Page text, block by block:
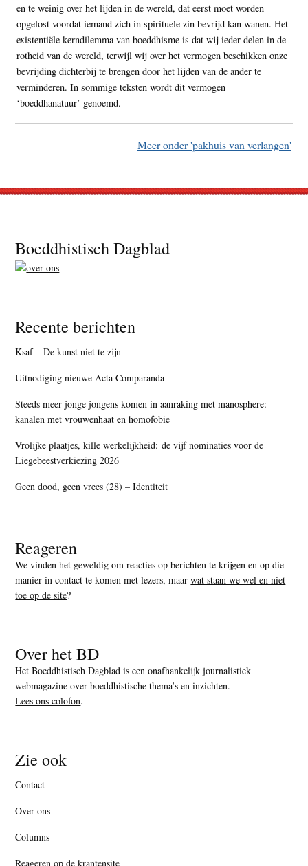
en te weinig over het lijden in de wereld, dat eerst moet worden
opgelost voordat iemand zich in spirituele zin bevrijd kan wanen. Het
existentiële kerndilemma van boeddhisme is dat wij ieder delen in de
rotheid van de wereld, terwijl wij over het vermogen beschikken onze
bevrijding dichterbij te brengen door het lijden van de ander te
verminderen. In sommige teksten wordt dit vermogen
‘boeddhanatuur’ genoemd.
Meer onder 'pakhuis van verlangen'
Footer
Boeddhistisch Dagblad
Recente berichten
Ksaf – De kunst niet te zijn
Uitnodiging nieuwe Acta Comparanda
Steeds meer jonge jongens komen in aanraking met manosphere:
kanalen met vrouwenhaat en homofobie
Vrolijke plaatjes, kille werkelijkheid: de vijf nominaties voor de
Liegebeestverkiezing 2026
Geen dood, geen vrees (28) – Identiteit
Reageren
We vinden het geweldig om reacties op berichten te krijgen en op die
manier in contact te komen met lezers, maarwat staan we wel en niet
toe op de site?
Over het BD
Het Boeddhistisch Dagblad is een onafhankelijk journalistiek
webmagazine over boeddhistische thema’s en inzichten.
Lees ons colofon.
Zie ook
Contact
Over ons
Columns
Reageren op de krantensite